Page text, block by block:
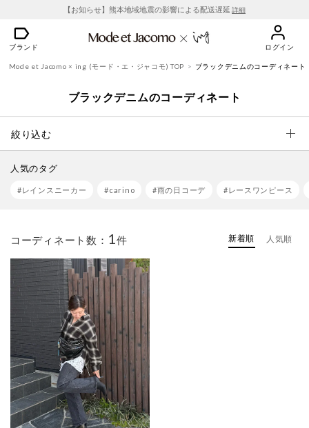
【お知らせ】熊本地域地震の影響による配送遅延 詳細
ブランド ログイン
Mode et Jacomo × ing (モード・エ・ジャコモ) TOP ブラックデニムのコーディネート
ブラックデニムのコーディネート
絞り込む
人気のタグ
#レインスニーカー #carino #雨の日コーデ #レースワンピース
コーディネート数： 1件 新着順 人気順